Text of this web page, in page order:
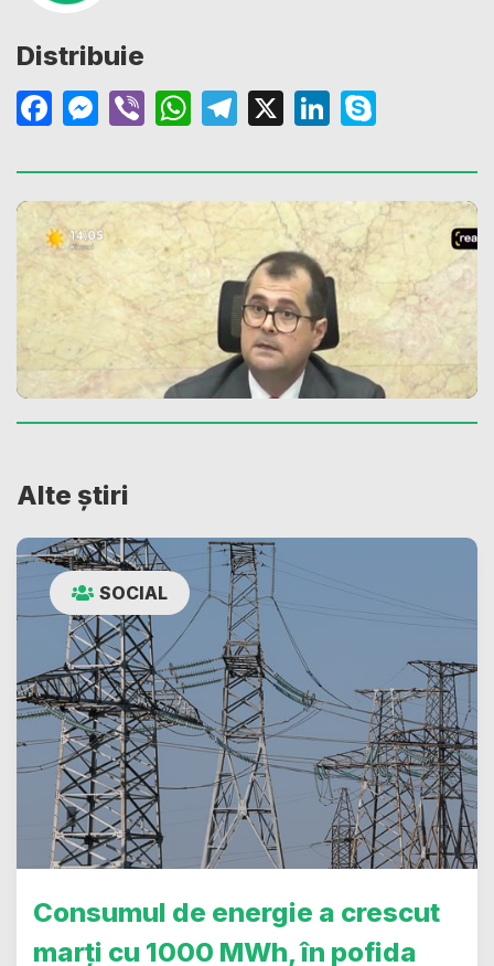
Distribuie
Facebook
Messenger
ViberWhatsApp
Telegram
X LinkedIn
Alte știri
SOCIAL
Consumul de energie a crescut
marți cu 1000 MWh, în pofida